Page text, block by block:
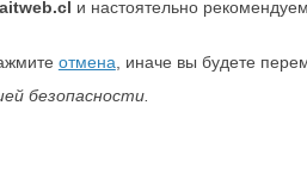
и настоятельно рекомендуем
отмена , иначе вы будете
безопасности.